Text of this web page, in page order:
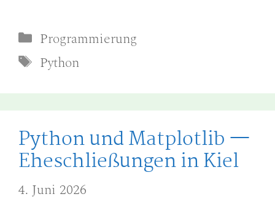
Kategorien
Programmierung
Schlagwörter
Python
Python und Matplotlib —
Eheschließungen in Kiel
4. Juni 2026